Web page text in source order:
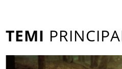
TEMI